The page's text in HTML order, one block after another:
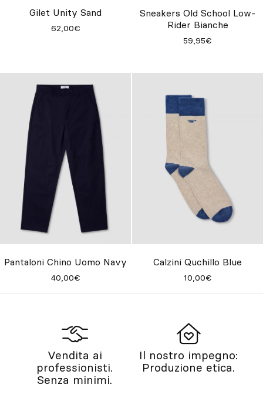
Gilet Unity Sand
62,00€
Sneakers Old School Low-
Rider Bianche
59,95€
Pantaloni Chino Uomo Navy
40,00€
Calzini Quchillo Blue
10,00€
Vendita ai
professionisti.
Senza minimi.
Il nostro impegno:
Produzione etica.